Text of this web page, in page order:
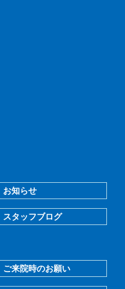
お知らせ
スタッフブログ
ご来院時のお願い